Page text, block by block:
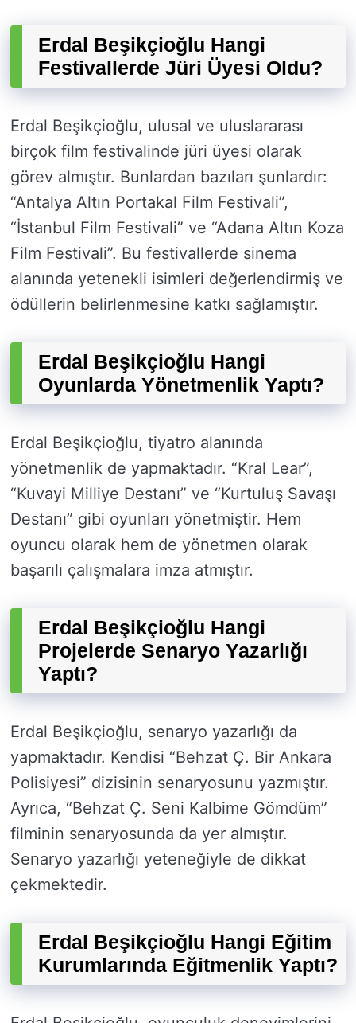
Erdal Beşikçioğlu Hangi
Festivallerde Jüri Üyesi Oldu?
Erdal Beşikçioğlu, ulusal ve uluslararası
birçok film festivalinde jüri üyesi olarak
görev almıştır. Bunlardan bazıları şunlardır:
“Antalya Altın Portakal Film Festivali”,
“İstanbul Film Festivali” ve “Adana Altın Koza
Film Festivali”. Bu festivallerde sinema
alanında yetenekli isimleri değerlendirmiş ve
ödüllerin belirlenmesine katkı sağlamıştır.
Erdal Beşikçioğlu Hangi
Oyunlarda Yönetmenlik Yaptı?
Erdal Beşikçioğlu, tiyatro alanında
yönetmenlik de yapmaktadır. “Kral Lear”,
“Kuvayi Milliye Destanı” ve “Kurtuluş Savaşı
Destanı” gibi oyunları yönetmiştir. Hem
oyuncu olarak hem de yönetmen olarak
başarılı çalışmalara imza atmıştır.
Erdal Beşikçioğlu Hangi
Projelerde Senaryo Yazarlığı
Yaptı?
Erdal Beşikçioğlu, senaryo yazarlığı da
yapmaktadır. Kendisi “Behzat Ç. Bir Ankara
Polisiyesi” dizisinin senaryosunu yazmıştır.
Ayrıca, “Behzat Ç. Seni Kalbime Gömdüm”
filminin senaryosunda da yer almıştır.
Senaryo yazarlığı yeteneğiyle de dikkat
çekmektedir.
Erdal Beşikçioğlu Hangi Eğitim
Kurumlarında Eğitmenlik Yaptı?